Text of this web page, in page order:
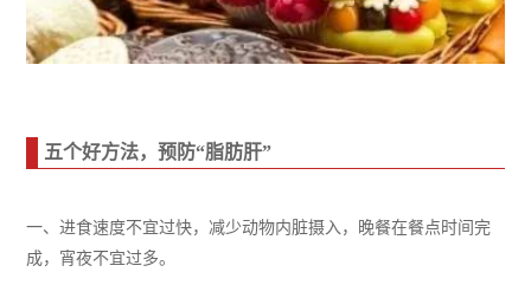
五个好方法，预防“脂肪肝”
一、进食速度不宜过快，减少动物内脏摄入，晚餐在餐点时间完
成，宵夜不宜过多。